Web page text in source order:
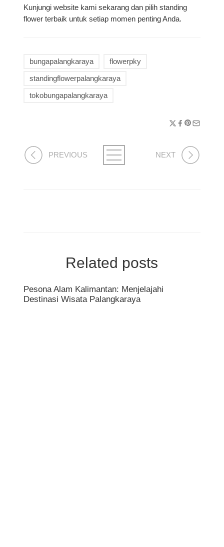
Kunjungi website kami sekarang dan pilih standing
flower terbaik untuk setiap momen penting Anda.
bungapalangkaraya flowerpky
standingflowerpalangkaraya
tokobungapalangkaraya
PREVIOUS NEXT
Related posts
Pesona Alam Kalimantan: Menjelajahi
Destinasi Wisata Palangkaraya